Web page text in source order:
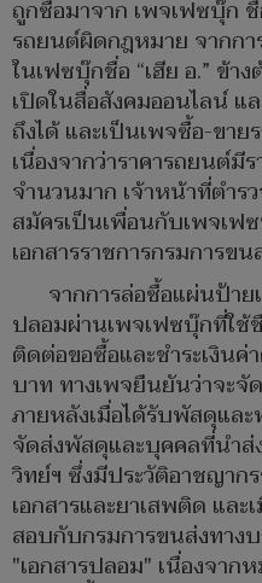
ถูกซื้อมาจาก เพจเฟซบุ๊ก ชื่
รถยนต์ผิดกฎหมาย จากกา
ในเฟซบุ๊กชื่อ “เฮีย อ.” ข้
เปิดในสื่อสังคมออนไลน์ แ
ถึงได้ และเป็นเพจซื้อ-ขา
เนื่องจากว่าราคารถยนต์มี
จำนวนมาก เจ้าหน้าที่ตำร
สมัครเป็นเพื่อนกับเพจเฟ
เอกสารราชการกรมการข
จากการล่อซื้อแผ่นป้า
ปลอมผ่านเพจเฟซบุ๊กที่ใช้ชื่
ติดต่อขอซื้อและชำระเงินค่
บาท ทางเพจยืนยันว่าจะจั
ภายหลังเมื่อได้รับพัสดุแล
จัดส่งพัสดุและบุคคลที่นำส่
วิทย์ฯ ซึ่งมีประวัติอาชญาก
เอกสารและยาเสพติด แล
สอบกับกรมการขนส่งทาง
"เอกสารปลอม" เนื่องจาก